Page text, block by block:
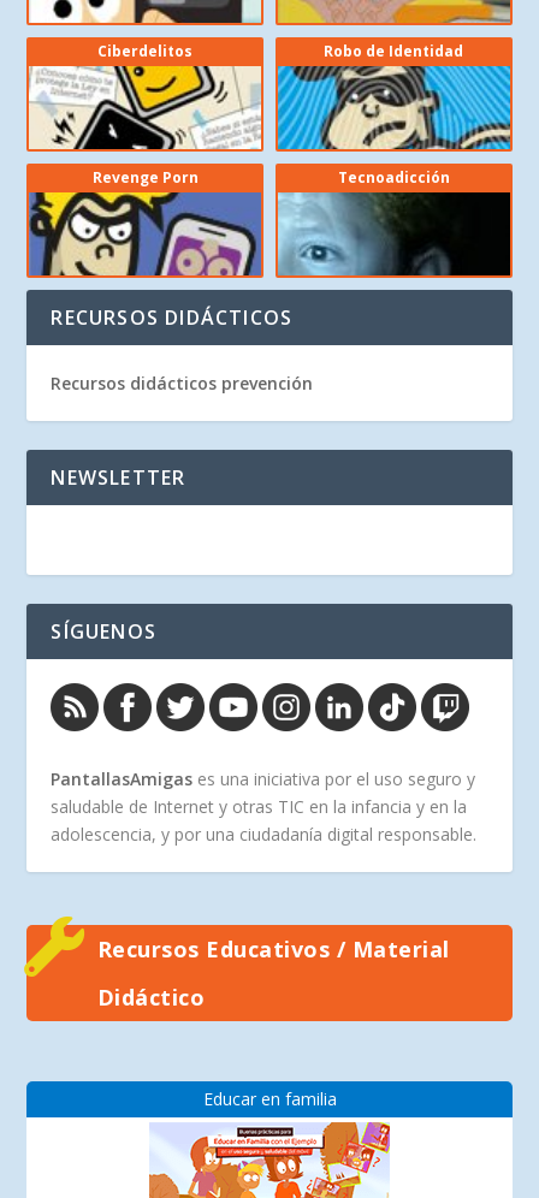
Ciberdelitos Robo de Identidad
Revenge Porn Tecnoadicción
RECURSOS DIDÁCTICOS
Recursos didácticos prevención
NEWSLETTER
SÍGUENOS
PantallasAmigas es una iniciativa por el uso seguro y
saludable de Internet y otras TIC en la infancia y en la
adolescencia, y por una ciudadanía digital responsable.
Recursos Educativos / Material
Didáctico
Educar en familia